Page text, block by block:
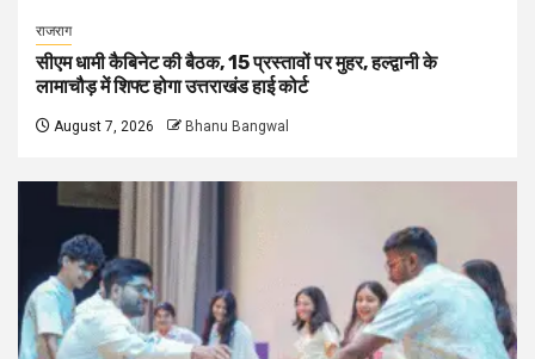
राजराग
सीएम धामी कैबिनेट की बैठक, 15 प्रस्तावों पर मुहर, हल्द्वानी के
लामाचौड़ में शिफ्ट होगा उत्तराखंड हाई कोर्ट
August 7, 2026 Bhanu Bangwal